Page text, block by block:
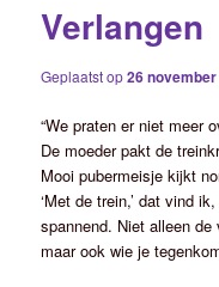
Verlangen
Geplaatst op26 november
“We praten er niet meer
De moeder pakt de
Mooi pubermeisje kijkt
‘Met de trein,’ dat vind
spannend. Niet alleen
maar ook wie je